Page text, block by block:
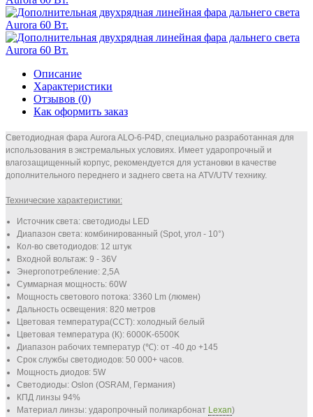
Описание
Характеристики
Отзывов (0)
Как оформить заказ
Светодиодная фара Aurora ALO-6-P4D, специально разработанная для
использования в экстремальных условиях. Имеет ударопрочный и
влагозащищенный корпус, рекомендуется для установки в качестве
дополнительного переднего и заднего света на ATV/UTV технику.
Технические характеристики:
Источник света: светодиоды LED
Диапазон света: комбинированный (Spot, угол - 10°)
Кол-во светодиодов: 12 штук
Входной вольтаж: 9 - 36V
Энергопотребление: 2,5А
Суммарная мощность: 60W
Мощность светового потока: 3360 Lm (люмен)
Дальность освещения: 820 метров
Цветовая температура(CCT): холодный белый
Цветовая температура (К): 6000K-6500K
Диапазон рабочих температур (℃): от -40 до +145
Срок службы светодиодов: 50 000+ часов.
Мощность диодов: 5W
Светодиоды: Oslon (OSRAM, Германия)
КПД линзы 94%
Материал линзы: ударопрочный поликарбонат Lexan)